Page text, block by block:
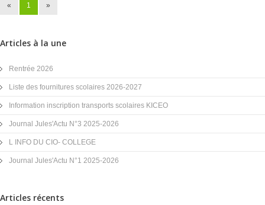
« 1 »
Articles à la une
Rentrée 2026
Liste des fournitures scolaires 2026-2027
Information inscription transports scolaires KICEO
Journal Jules'Actu N°3 2025-2026
L INFO DU CIO- COLLEGE
Journal Jules'Actu N°1 2025-2026
Articles récents